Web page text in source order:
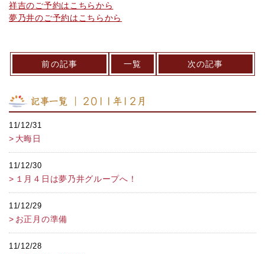
祥吉のご予約はこちらから
夢乃井のご予約はこちらから
前の記事 一覧 次の記事
記事一覧 ｜ 2011年12月
11/12/31
大晦日
11/12/30
１月４日は夢乃井グループへ！
11/12/29
お正月の準備
11/12/28